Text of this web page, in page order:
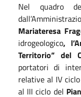
Nel quadro
Mariateresa
idrogeologico,
Territorio” del
portatori di
relative al IV
al III ciclo del